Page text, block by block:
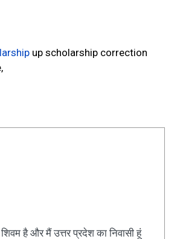
up scholarship correction
शिवम है और मैं उत्तर प्रदेश का निवासी हूं